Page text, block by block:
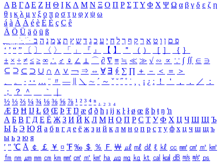
Α Β ΓΔ Ε Ζ Η Θ Ι ΚΛ Μ Ν Ξ Ο Π Ρ Σ ΤΥ Φ Χ Ψ Ω α β γ δ ε ζ η
θ ι κ λ μ ν ξ ο π ρ σ τ υ φ χ ψ ω
á à Á À é è É È ç Ç ê
Ä Ö Ü ä ö ü ß
ִֶֹ ֻּ ׁׂ פ ם ן ו ט א ר ק ף ך ל ח י ע כ ג ד ש ץ ת צ מ נ ה ב
‘ ’ “ ” 〔 〕 〈 〉 「 」 『 』 【 】 ＂ （ ） ［ ］ ｛ ｝
± × ÷ ≠ ≤ ≥ ∞ ∴ ♂ ♀ ∠ ⊥ ⌒ ∂ ∇ ≡ ≒ ≪ ≫ √ ∽ ∝ ∵ ∫ ∬ ∈ ∋
⊆ ⊇ ⊂ ⊃ ∪ ∩ ∧ ∨ ￢ ⇒ ⇔ ∀ ∃ ∮ ∑ ∏ ＋ － ＜ ＝
＞
、
。 · ‥ … ¨ 〃 ― ＼ ∼ ´ ～ ˇ ˘ ˝ ˚ ˙ ¸ ¡ ¿ ː ！ ＇ ， ． ／
：
；
？ ＾ ｀
½ ⅓ ⅔ ¼ ¾ ⅛ ⅜ ⅝ ⅞ ¹ ² ³ ⁴ ⁿ ₁ ₂ ₃ ₄
Æ Ð Ħ Ĳ Ł Ø Œ Þ Ŧ Ŋ æ đ ð ħ ı ĳ ĸ ŀ ł ø œ ß þ ŧ ŋ ŉ
А Б В Г Д Е Ё Ж З И Й К Л М Н О П Р С Т У Ф Х Ц Ч Ш Щ Ъ
Ы Ь Э Ю Я а б в г д е ё ж з и й к л м н о п р с т у ф х ц ч ш щ ъ
ы ь э ю я
′ ″ ℃ Å ￠ ￡ ￥ ¤ ℉ ‰ ＄ ％ Ｆ ￦ ㎕ ㎖ ㎗ ℓ ㎘ ㏄ ㎣ ㎤ ㎥ ㎦
㎙ ㎚ ㎛ ㎜ ㎝ ㎞ ㎟ ㎠ ㎡ ㎢ ㏊ ㎍ ㎎ ㎏ ㏏ ㎈ ㎉ ㏈ ㎧ ㎨ ㎰